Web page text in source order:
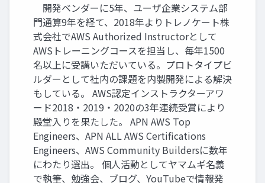
開発ベンダーに5年、ユーザ企業システム部
門通算9年を経て、2018年よりトレノケート株
式会社でAWS Authorized Instructorとして
AWSトレーニングコースを担当し、毎年1500
名以上に受講いただいている。プロトタイプビ
ルダーとして社内の課題を内製開発による解決
もしている。 AWS認定インストラクターアワ
ード2018・2019・2020の3年連続受賞により
殿堂入りを果たした。 APN AWS Top
Engineers、APN ALL AWS Certifications
Engineers、AWS Community Buildersに数年
にわたり選出。 個人活動としてヤマムギ名義
で執筆、勉強会、ブログ、YouTubeで情報発